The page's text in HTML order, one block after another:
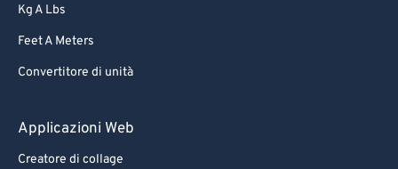
Kg A Lbs
Feet A Meters
Convertitore di unità
Applicazioni Web
Creatore di collage